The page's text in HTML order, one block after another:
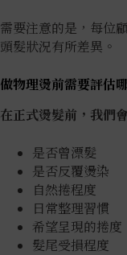
需要注意的是，每位
頭髮狀況有所差異。
做物理燙前需要評估
在正式燙髮前，我們
是否曾漂髮
是否反覆燙染
自然捲程度
日常整理習慣
希望呈現的捲度
髮尾受損程度